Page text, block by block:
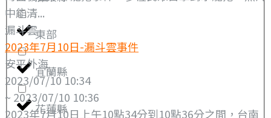
東部
宜蘭縣
花蓮縣
中能清...
漏斗雲
2023年7月10日-漏斗雲事件
安平外海
2023/07/10 10:34
~ 2023/07/10 10:36
2023年7月10日上午10點34分到10點36分之間，台南